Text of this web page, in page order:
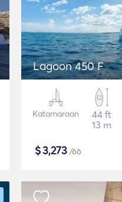
Lagoon 450 F
Katamaraan
44 ft
13 m
$3,273 /öö